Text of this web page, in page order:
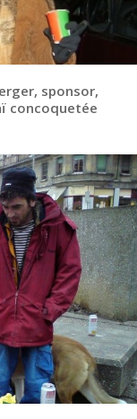
sponsor,
concoquetée